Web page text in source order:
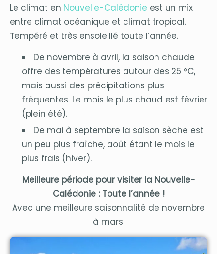
Le climat en Nouvelle-Calédonie est un mix
entre climat océanique et climat tropical.
Tempéré et très ensoleillé toute l’année.
De novembre à avril, la saison chaude
offre des températures autour des 25 °C,
mais aussi des précipitations plus
fréquentes. Le mois le plus chaud est février
(plein été).
De mai à septembre la saison sèche est
un peu plus fraîche, août étant le mois le
plus frais (hiver).
Meilleure période pour visiter la Nouvelle-
Calédonie : Toute l’année !
Avec une meilleure saisonnalité de novembre
à mars.